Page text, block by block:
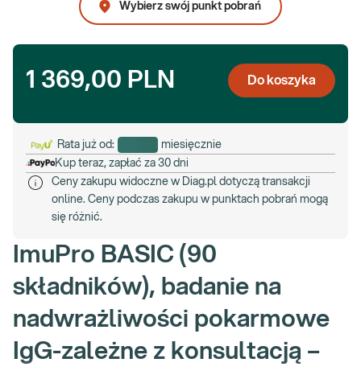
Wybierz swój punkt pobrań
1 369,00 PLN Do koszyka
Rata już od:
miesięcznie
Kup teraz, zapłać za 30 dni
Ceny zakupu widoczne w Diag.pl dotyczą transakcji
online. Ceny podczas zakupu w punktach pobrań mogą
się różnić.
ImuPro BASIC (90
składników), badanie na
nadwrażliwości pokarmowe
IgG-zależne z konsultacją –